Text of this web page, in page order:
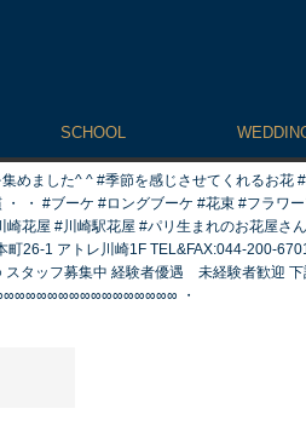
SCHOOL
めました^ ^ #季節を感じさせてくれるお
・ #ブーケ #ロングブーケ #花束 #フラワ
屋 #川崎駅花屋 #パリ生まれのお花屋さ
26-1 アトレ川崎1F TEL&FAX:044-
フ募集中 経験者優遇 未経験者歓迎 下
∞∞∞∞∞∞∞∞∞∞∞∞∞∞∞∞∞∞∞ ・